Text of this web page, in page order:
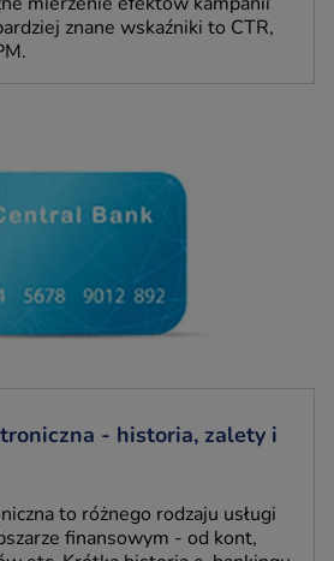
znane wskaźniki to CTR,
- historia, zalety i
to różnego rodzaju usługi
finansowym - od kont,